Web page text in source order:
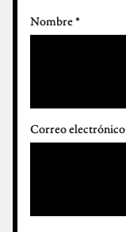
Nombre*
Correo electrónico